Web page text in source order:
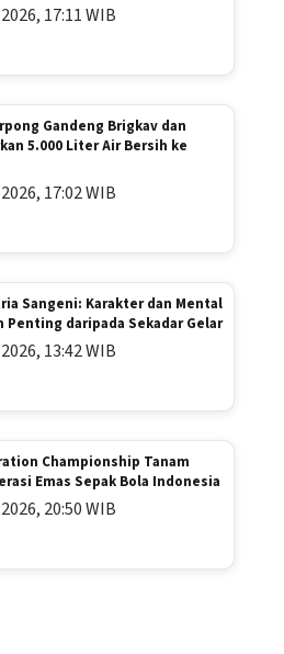
17:11 WIB
Gandeng Brigkav dan
5.000 Liter Air Bersih ke
17:02 WIB
Sangeni: Karakter dan Mental
Penting daripada Sekadar Gelar
13:42 WIB
Championship Tanam
Emas Sepak Bola Indonesia
20:50 WIB